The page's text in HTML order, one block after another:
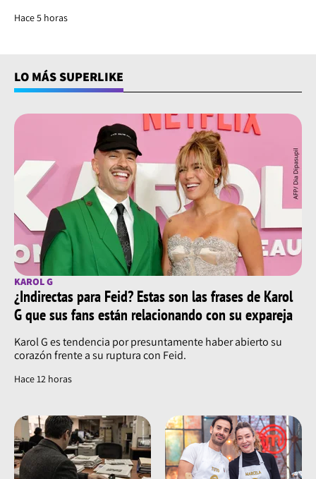
Hace 5 horas
LO MÁS SUPERLIKE
KAROL G
¿Indirectas para Feid? Estas son las frases de Karol
G que sus fans están relacionando con su expareja
Karol G es tendencia por presuntamente haber abierto su
corazón frente a su ruptura con Feid.
Hace 12 horas